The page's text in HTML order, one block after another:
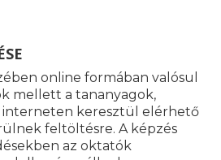
online formában valósul
mellett a tananyagok,
interneten keresztül elérhető
feltöltésre. A képzés
az oktatók